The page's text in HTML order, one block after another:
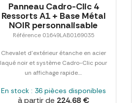
Panneau Cadro-Clic 4
Ressorts A1 + Base Métal
NOIR personnalisable
Référence 01649LAB0169035
Chevalet d'extérieur étanche en acier
laqué noir et système Cadro-Clic pour
un affichage rapide....
En stock : 36 pièces disponibles
à partir de 224,68 €